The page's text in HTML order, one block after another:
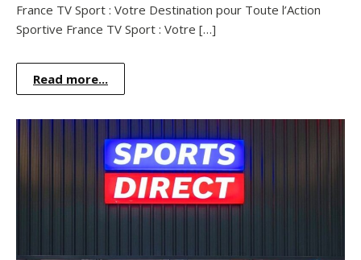
France TV Sport : Votre Destination pour Toute l’Action
Sportive France TV Sport : Votre […]
Read more...